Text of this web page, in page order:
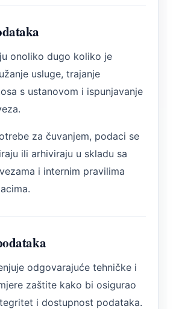
onoliko dugo koliko je
usluge, trajanje
s ustanovom i ispunjavanje
za čuvanjem, podaci se
ili arhiviraju u skladu sa
i internim pravilima
odgovarajuće tehničke i
zaštite kako bi osigurao
i dostupnost podataka.